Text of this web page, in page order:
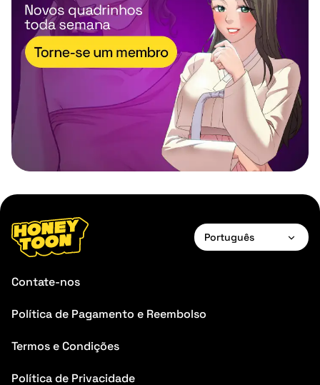
Português
Deutsch
Contate-nos
Política de Pagamento e Reembolso
Termos e Condições
Política de Privacidade